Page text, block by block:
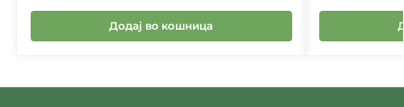
Додај во кошница